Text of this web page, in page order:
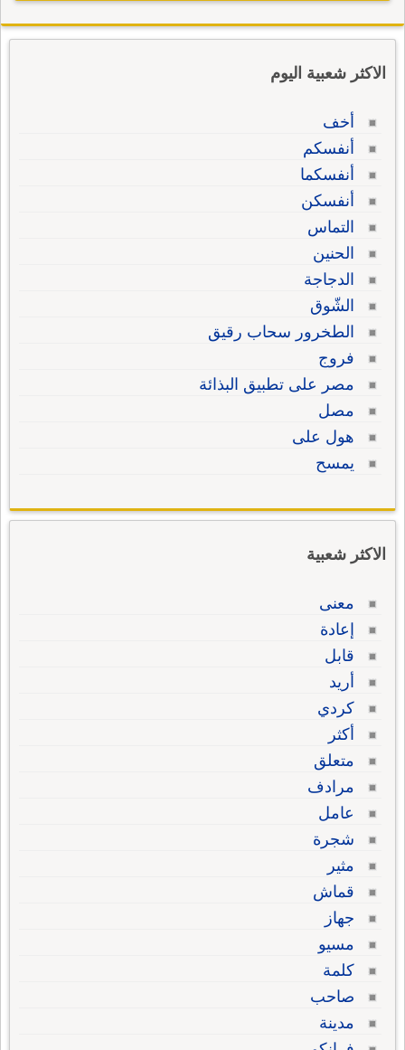
الاكثر شعبية اليوم
أخف
أنفسكم
أنفسكما
أنفسكن
التماس
الحنين
الدجاجة
الشّوق
الطخرور سحاب رقيق
فروج
مصر على تطبيق البذائة
مصل
هول على
يمسح
الاكثر شعبية
معنى
إعادة
قابل
أريد
كردي
أكثر
متعلق
مرادف
عامل
شجرة
مثير
قماش
جهاز
مسيو
كلمة
صاحب
مدينة